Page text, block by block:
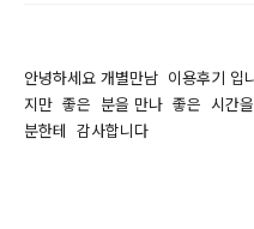
안녕하세요 개별만남 이용후기
지만 좋은 분을 만나 좋은 시간
분한테 감사합니다